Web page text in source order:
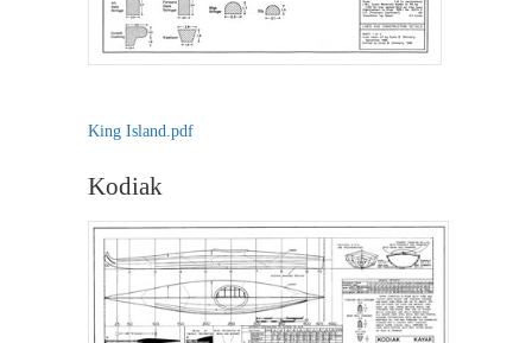
King Island.pdf
Kodiak